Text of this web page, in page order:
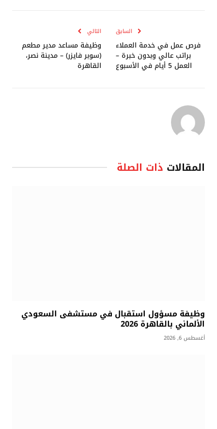
السابق
فرص عمل في خدمة العملاء
براتب عالي وبدون خبرة –
العمل 5 أيام في الأسبوع
التالي
وظيفة مساعد مدير مطعم
(سوبر فايزر) – مدينة نصر،
القاهرة
المقالات ذات الصلة
وظيفة مسؤول استقبال في مستشفى السعودي
الألماني بالقاهرة 2026
أغسطس 6, 2026